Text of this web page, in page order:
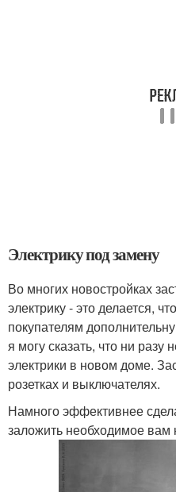
Электрику под замену
Во многих новостройках
электрику - это делается,
покупателям
я могу сказать, что ни разу
электрики в новом доме.
розетках и выключателях.
Намного эффективнее
заложить необходимое вам